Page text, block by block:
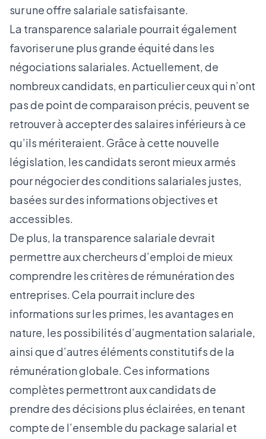
sur une offre salariale satisfaisante.
La transparence salariale pourrait également
favoriser une plus grande équité dans les
négociations salariales. Actuellement, de
nombreux candidats, en particulier ceux qui n’ont
pas de point de comparaison précis, peuvent se
retrouver à accepter des salaires inférieurs à ce
qu’ils mériteraient. Grâce à cette nouvelle
législation, les candidats seront mieux armés
pour négocier des conditions salariales justes,
basées sur des informations objectives et
accessibles.
De plus, la transparence salariale devrait
permettre aux chercheurs d’emploi de mieux
comprendre les critères de rémunération des
entreprises. Cela pourrait inclure des
informations sur les primes, les avantages en
nature, les possibilités d’augmentation salariale,
ainsi que d’autres éléments constitutifs de la
rémunération globale. Ces informations
complètes permettront aux candidats de
prendre des décisions plus éclairées, en tenant
compte de l’ensemble du package salarial et